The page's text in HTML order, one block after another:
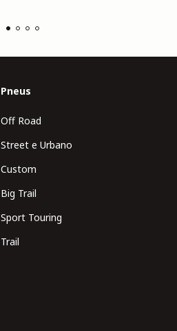
Pneus
Off Road
Street e Urbano
Custom
Big Trail
Sport Touring
Trail